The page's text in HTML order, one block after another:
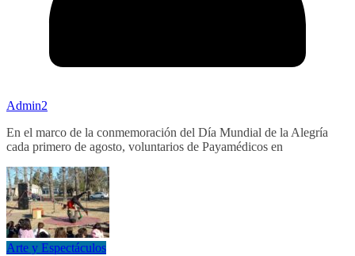
Admin2
En el marco de la conmemoración del Día Mundial de la Alegría
cada primero de agosto, voluntarios de Payamédicos en
Arte y Espectáculos